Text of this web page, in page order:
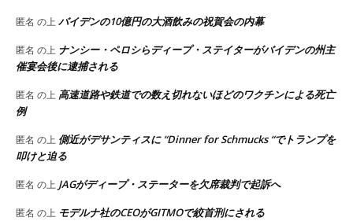
匿名 の上 バイデンの10億円の大酒飲みの祝賀会の内幕
匿名 の上 ナンシー・ペロシらディープ・ステイターがバイデンの州主
催宴会後に逮捕される
匿名 の上 高速道路や鉄道での数え切れないほどのワクチンによる死亡
例
匿名 の上 側近がデサンティスに “Dinner for Schmucks “でトランプを
叩けと迫る
匿名 の上 JAGがディープ・ステーターを欠席裁判で起訴へ
匿名 の上 モデルナ社のCEOがGITMOで絞首刑にされる